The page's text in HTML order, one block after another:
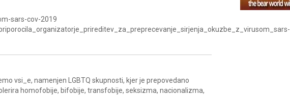
sars-cov-2019
vsi_e, namenjen LGBTQ skupnosti, kjer je prepovedano
homofobije, bifobije, transfobije, seksizma, nacionalizma,